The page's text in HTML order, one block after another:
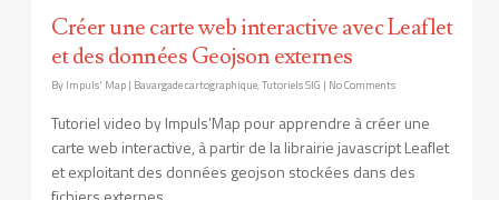
Créer une carte web interactive avec Leaflet
et des données Geojson externes
By Impuls' Map | Bavargade cartographique,Tutoriels SIG | No Comments
Tutoriel video by Impuls’Map pour apprendre à créer une
carte web interactive, à partir de la librairie javascript Leaflet
et exploitant des données geojson stockées dans des